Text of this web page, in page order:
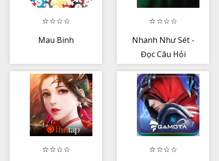
Mau Binh
Nhanh Như Sét -
Đọc Câu Hỏi